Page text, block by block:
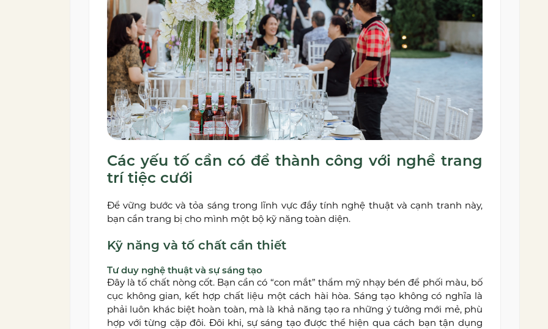
Các yếu tố cần có để thành công với nghề trang
trí tiệc cưới
Để vững bước và tỏa sáng trong lĩnh vực đầy tính nghệ thuật và cạnh tranh này,
bạn cần trang bị cho mình một bộ kỹ năng toàn diện.
Kỹ năng và tố chất cần thiết
Tư duy nghệ thuật và sự sáng tạo
Đây là tố chất nòng cốt. Bạn cần có “con mắt” thẩm mỹ nhạy bén để phối màu, bố
cục không gian, kết hợp chất liệu một cách hài hòa. Sáng tạo không có nghĩa là
phải luôn khác biệt hoàn toàn, mà là khả năng tạo ra những ý tưởng mới mẻ, phù
hợp với từng cặp đôi. Đôi khi, sự sáng tạo được thể hiện qua cách bạn tận dụng